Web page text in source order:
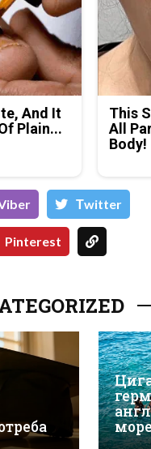
And It
Plain...
This
All
Body!
Тwitter
Pinterest